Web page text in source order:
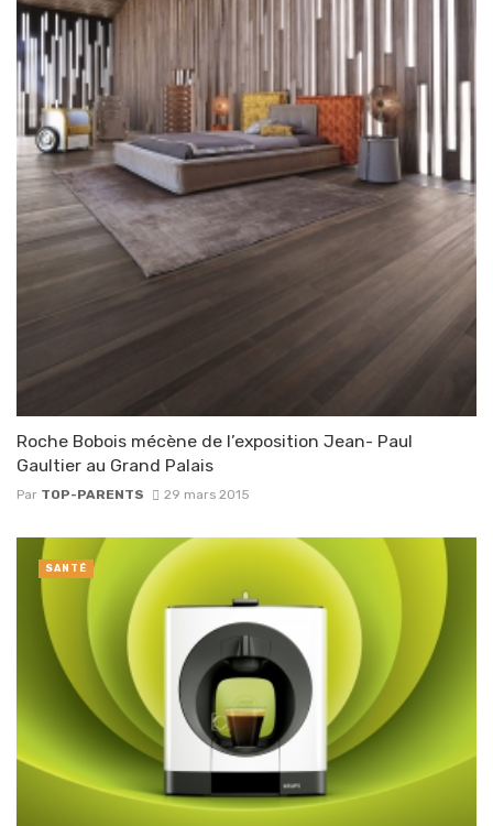
Roche Bobois mécène de l’exposition Jean- Paul
Gaultier au Grand Palais
Par TOP-PARENTS 29 mars 2015
SANTÉ